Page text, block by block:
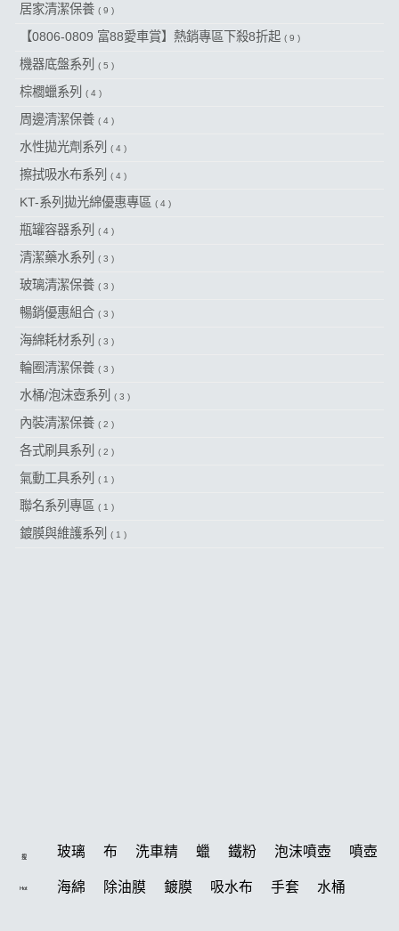
居家清潔保養 ( 9 )
【0806-0809 富88愛車賞】熱銷專區下殺8折起 ( 9 )
機器底盤系列 ( 5 )
棕櫚蠟系列 ( 4 )
周邊清潔保養 ( 4 )
水性拋光劑系列 ( 4 )
擦拭吸水布系列 ( 4 )
KT-系列拋光綿優惠專區 ( 4 )
瓶罐容器系列 ( 4 )
清潔藥水系列 ( 3 )
玻璃清潔保養 ( 3 )
暢銷優惠組合 ( 3 )
海綿耗材系列 ( 3 )
輪圈清潔保養 ( 3 )
水桶/泡沫壺系列 ( 3 )
內裝清潔保養 ( 2 )
各式刷具系列 ( 2 )
氣動工具系列 ( 1 )
聯名系列專區 ( 1 )
鍍膜與維護系列 ( 1 )
搜
Hot
玻璃 布 洗車精 蠟 鐵粉 泡沫噴壺 噴壺
海綿 除油膜 鍍膜 吸水布 手套 水桶